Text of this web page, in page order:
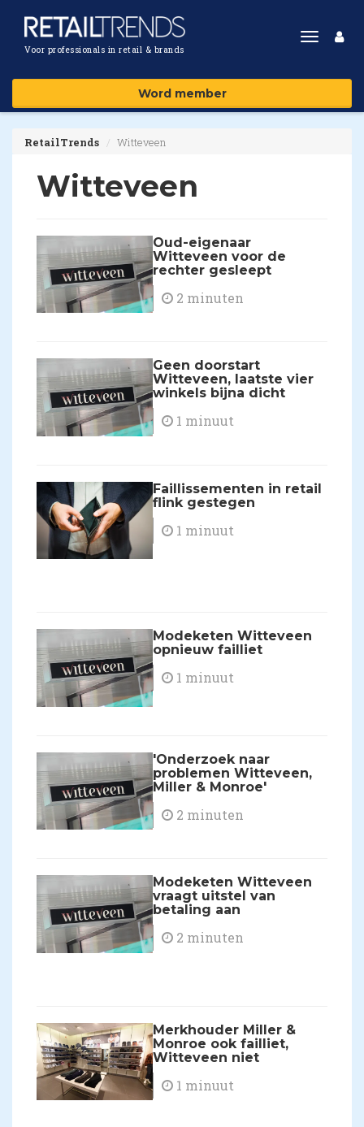
Voor professionals in retail & brands
Toggle
Word member
RetailTrends Witteveen
Witteveen
Oud-eigenaar
Witteveen voor de
rechter gesleept
2 minuten
Geen doorstart
Witteveen, laatste vier
winkels bijna dicht
1 minuut
Faillissementen in retail
flink gestegen
1 minuut
Modeketen Witteveen
opnieuw failliet
1 minuut
'Onderzoek naar
problemen Witteveen,
Miller & Monroe'
2 minuten
Modeketen Witteveen
vraagt uitstel van
betaling aan
2 minuten
Merkhouder Miller &
Monroe ook failliet,
Witteveen niet
1 minuut